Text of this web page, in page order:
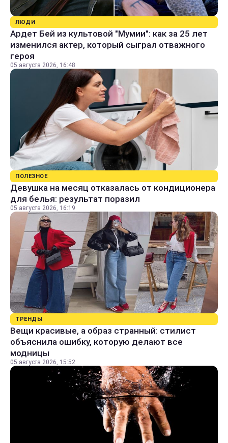
ЛЮДИ
Ардет Бей из культовой "Мумии": как за 25 лет
изменился актер, который сыграл отважного
героя
05 августа 2026, 16:48
ПОЛЕЗНОЕ
Девушка на месяц отказалась от кондиционера
для белья: результат поразил
05 августа 2026, 16:19
ТРЕНДЫ
Вещи красивые, а образ странный: стилист
объяснила ошибку, которую делают все
модницы
05 августа 2026, 15:52